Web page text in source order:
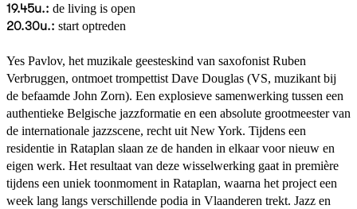
19.45u.: de living is open
20.30u.: start optreden
Yes Pavlov, het muzikale geesteskind van saxofonist Ruben
Verbruggen, ontmoet trompettist Dave Douglas (VS, muzikant bij
de befaamde John Zorn). Een explosieve samenwerking tussen een
authentieke Belgische jazzformatie en een absolute grootmeester van
de internationale jazzscene, recht uit New York. Tijdens een
residentie in Rataplan slaan ze de handen in elkaar voor nieuw en
eigen werk. Het resultaat van deze wisselwerking gaat in première
tijdens een uniek toonmoment in Rataplan, waarna het project een
week lang langs verschillende podia in Vlaanderen trekt. Jazz en